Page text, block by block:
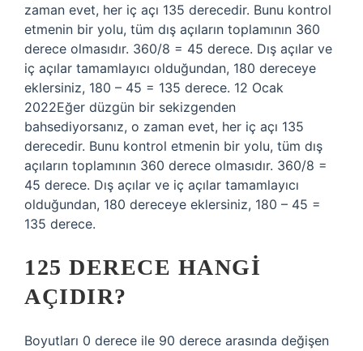
zaman evet, her iç açı 135 derecedir. Bunu kontrol
etmenin bir yolu, tüm dış açıların toplamının 360
derece olmasıdır. 360/8 = 45 derece. Dış açılar ve
iç açılar tamamlayıcı olduğundan, 180 dereceye
eklersiniz, 180 – 45 = 135 derece. 12 Ocak
2022Eğer düzgün bir sekizgenden
bahsediyorsanız, o zaman evet, her iç açı 135
derecedir. Bunu kontrol etmenin bir yolu, tüm dış
açıların toplamının 360 derece olmasıdır. 360/8 =
45 derece. Dış açılar ve iç açılar tamamlayıcı
olduğundan, 180 dereceye eklersiniz, 180 – 45 =
135 derece.
125 DERECE HANGI
AÇIDIR?
Boyutları 0 derece ile 90 derece arasında değişen